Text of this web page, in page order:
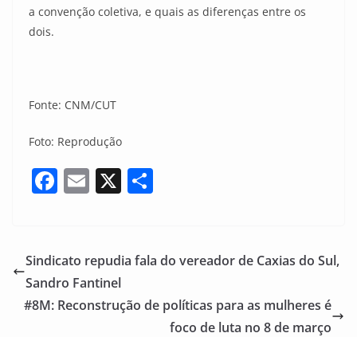
a convenção coletiva, e quais as diferenças entre os
dois.
Fonte: CNM/CUT
Foto: Reprodução
F
e
b
o
E
l
X
e
Sindicato repudia fala do vereador de Caxias do Sul,
Sandro Fantinel
#8M: Reconstrução de políticas para as mulheres é
foco de luta no 8 de março